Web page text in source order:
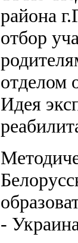
района
отбор
отделом
Идея
-